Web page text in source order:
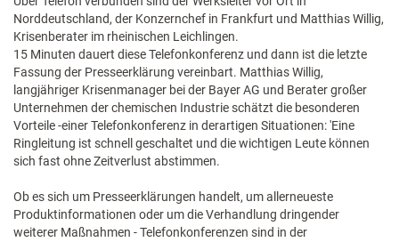
Norddeutschland, der Konzernchef in Frankfurt und Matthias Willig,
Krisenberater im rheinischen Leichlingen.
15 Minuten dauert diese Telefonkonferenz und dann ist die letzte
Fassung der Presseerklärung vereinbart. Matthias Willig,
langjähriger Krisenmanager bei der Bayer AG und Berater großer
Unternehmen der chemischen Industrie schätzt die besonderen
Vorteile -einer Telefonkonferenz in derartigen Situationen: 'Eine
Ringleitung ist schnell geschaltet und die wichtigen Leute können
sich fast ohne Zeitverlust abstimmen.
Ob es sich um Presseerklärungen handelt, um allerneueste
Produktinformationen oder um die Verhandlung dringender
weiterer Maßnahmen - Telefonkonferenzen sind in der